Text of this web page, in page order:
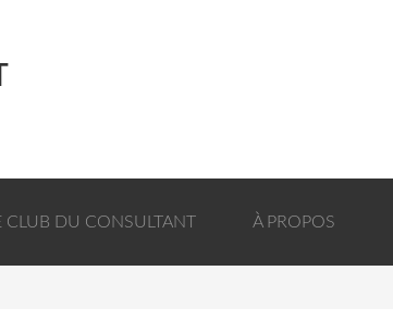
CLUB DU CONSULTANT À PROPOS